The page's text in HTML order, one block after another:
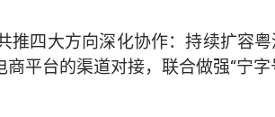
四大方向深化协作：持续扩容粤
台的渠道对接，联合做强“宁字